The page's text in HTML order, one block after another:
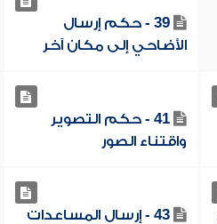
39 - حكم إرسال
الأضاحي إلى مكان آخر
41 - حكم التصوير
واقتناء الصور
43 - إرسال المساعدات